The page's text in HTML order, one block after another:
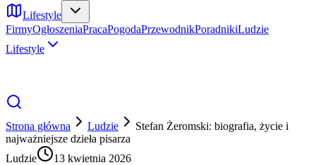
Lifestyle
FirmyOgłoszeniaPracaPogodaPrzewodnikPoradnikiLudzie
Lifestyle
Strona główna Ludzie
Stefan Żeromski: biografia, życie i
najważniejsze dzieła pisarza
Ludzie
13 kwietnia 2026